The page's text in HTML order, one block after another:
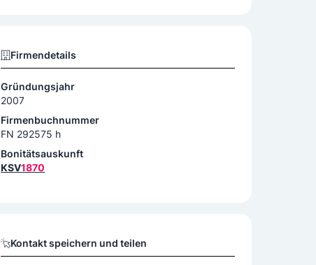
Firmendetails
Gründungsjahr
2007
Firmenbuchnummer
FN 292575 h
Bonitätsauskunft
KSV1870
Kontakt speichern und teilen